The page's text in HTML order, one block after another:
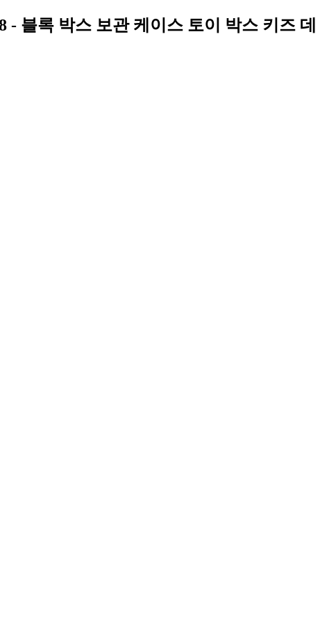
블록 박스 보관 케이스 토이 박스 키즈 데